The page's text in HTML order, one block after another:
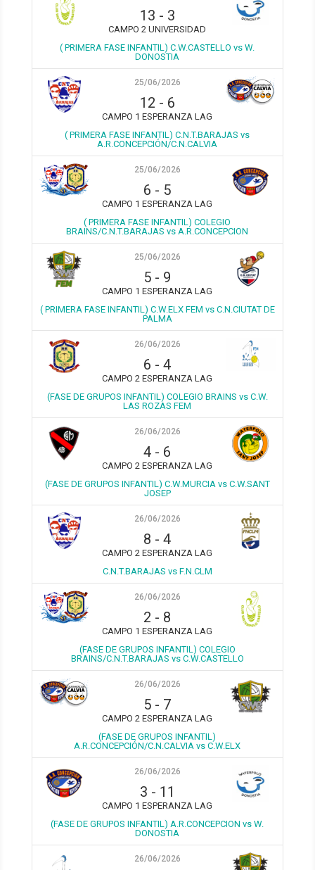
13 - 3
CAMPO 2 UNIVERSIDAD
( PRIMERA FASE INFANTIL) C.W.CASTELLO vs W.
DONOSTIA
25/06/2026
12 - 6
CAMPO 1 ESPERANZA LAG
( PRIMERA FASE INFANTIL) C.N.T.BARAJAS vs
A.R.CONCEPCIÓN/C.N.CALVIA
25/06/2026
6 - 5
CAMPO 1 ESPERANZA LAG
( PRIMERA FASE INFANTIL) COLEGIO
BRAINS/C.N.T.BARAJAS vs A.R.CONCEPCION
25/06/2026
5 - 9
CAMPO 1 ESPERANZA LAG
( PRIMERA FASE INFANTIL) C.W.ELX FEM vs C.N.CIUTAT DE
PALMA
26/06/2026
6 -4
CAMPO 2 ESPERANZA LAG
(FASE DE GRUPOS INFANTIL) COLEGIO BRAINS vs C.W.
LAS ROZAS FEM
26/06/2026
4 - 6
CAMPO 2 ESPERANZA LAG
(FASE DE GRUPOS INFANTIL) C.W.MURCIA vs C.W.SANT
JOSEP
26/06/2026
8 -4
CAMPO 2 ESPERANZA LAG
C.N.T.BARAJAS vs F.N.CLM
26/06/2026
2 - 8
CAMPO 1 ESPERANZA LAG
(FASE DE GRUPOS INFANTIL) COLEGIO
BRAINS/C.N.T.BARAJAS vs C.W.CASTELLO
26/06/2026
5 - 7
CAMPO 2 ESPERANZA LAG
(FASE DE GRUPOS INFANTIL)
A.R.CONCEPCIÓN/C.N.CALVIA vs C.W.ELX
26/06/2026
3 - 11
CAMPO 1 ESPERANZA LAG
(FASE DE GRUPOS INFANTIL) A.R.CONCEPCION vs W.
DONOSTIA
26/06/2026